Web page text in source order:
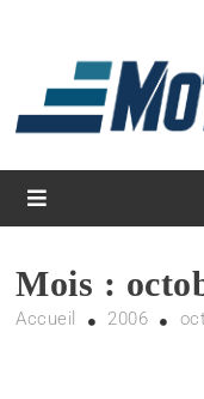
Magazine
Mois :
Accueil 2006